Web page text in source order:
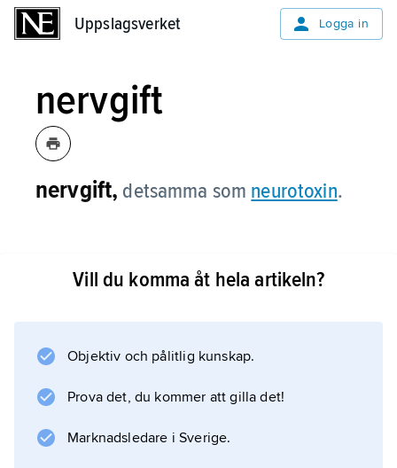
Uppslagsverket Logga in
nervgift
nervgift, detsamma som neurotoxin.
Vill du komma åt hela artikeln?
Objektiv och pålitlig kunskap.
Prova det, du kommer att gilla det!
Marknadsledare i Sverige.